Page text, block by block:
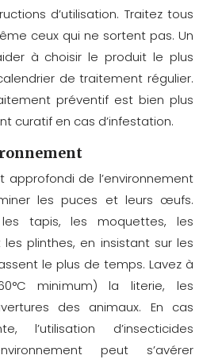
d’utilisation. Traitez tous
ceux qui ne sortent pas. Un
à choisir le produit le plus
de traitement régulier.
préventif est bien plus
curatif en cas d’infestation.
de l’environnement
les puces et leurs œufs.
tapis, les moquettes, les
plinthes, en insistant sur les
le plus de temps. Lavez à
minimum) la literie, les
des animaux. En cas
l’utilisation d’insecticides
peut s’avérer